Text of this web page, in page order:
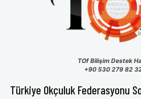
TOf Bilişim Destek
+90 530 279 82
Türkiye Okçuluk Federasyonu